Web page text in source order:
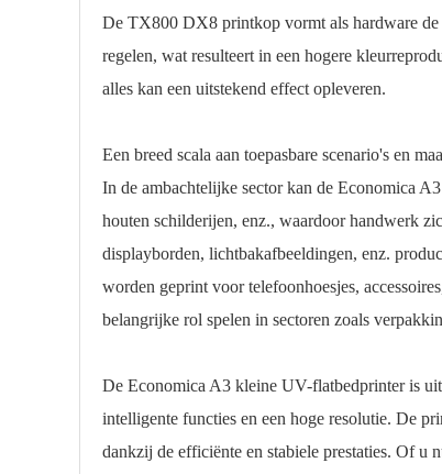
De TX800 DX8 printkop vormt als hardware
regelen, wat resulteert in een hogere
alles kan een uitstekend effect opleveren.
Een breed scala aan toepasbare scenario's en
In de ambachtelijke sector kan de Economica
houten schilderijen, enz., waardoor handwerk
displayborden, lichtbakafbeeldingen, enz.
worden geprint voor telefoonhoesjes,
belangrijke rol spelen in sectoren zoals
De Economica A3 kleine UV-flatbedprinter is
intelligente functies en een hoge resolutie. De
dankzij de efficiënte en stabiele prestaties. Of u